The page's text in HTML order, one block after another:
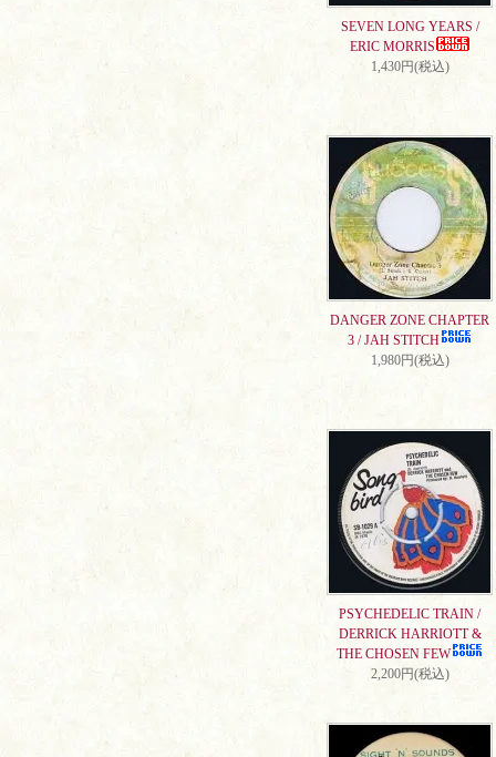
SEVEN LONG YEARS /
ERIC MORRIS
1,430円(税込)
DANGER ZONE CHAPTER
3 / JAH STITCH
1,980円(税込)
PSYCHEDELIC TRAIN /
DERRICK HARRIOTT &
THE CHOSEN FEW
2,200円(税込)